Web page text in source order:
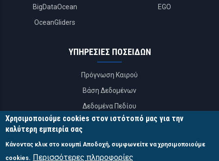
BigDataOcean
OceanGliders
EGO
ΥΠΗΡΕΣΙΕΣ ΠΟΣΕΙΔΩΝ
Πρόγνωση Καιρού
Βάση Δεδομένων
Δεδομένα Πεδίου
APIs
ΕΠΙΚΟΙΝΩΝΙΑ
Χρησιμοποιούμε cookies στον ιστότοπό μας για την
καλύτερη εμπειρία σας
Κάνοντας κλικ στο κουμπί Αποδοχή, συμφωνείτε να χρησιμοποιούμε
cookies. Περισσότερες πληροφορίες